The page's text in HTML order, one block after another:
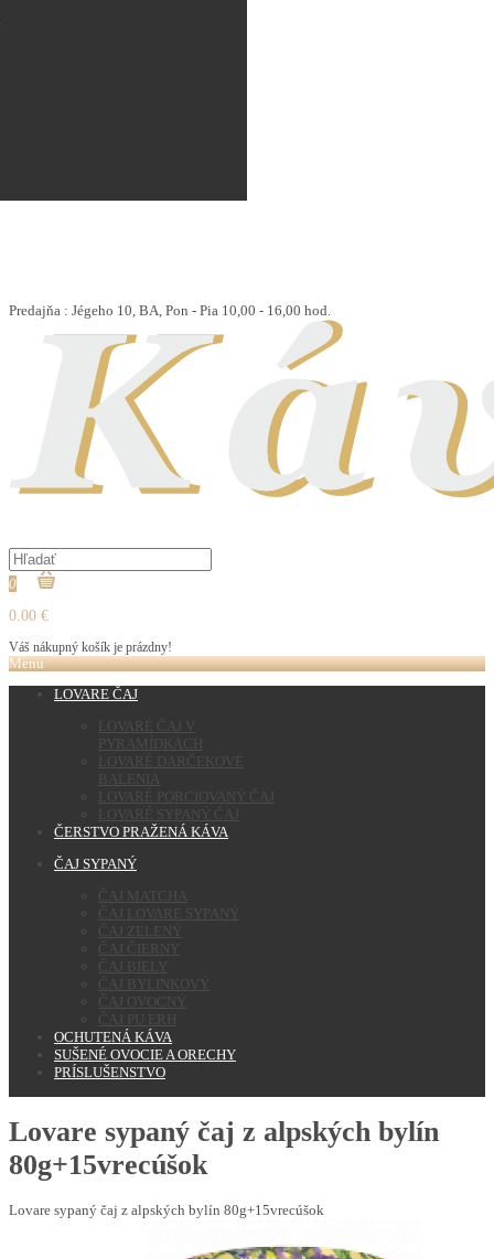
Predajňa : Jégeho 10, BA, Pon - Pia 10,00 - 16,00 hod.
0
0.00 €
Váš nákupný košík je prázdny!
Menu
LOVARE ČAJ
LOVARÉ ČAJ V
PYRAMÍDKACH
LOVARÉ DARČEKOVÉ
BALENIA
LOVARÉ PORCIOVANÝ ČAJ
LOVARÉ SYPANÝ ČAJ
ČERSTVO PRAŽENÁ KÁVA
ČAJ SYPANÝ
ČAJ MATCHA
ČAJ LOVARE SYPANÝ
ČAJ ZELENÝ
ČAJ ČIERNY
ČAJ BIELY
ČAJ BYLINKOVÝ
ČAJ OVOCNÝ
ČAJ PU ERH
OCHUTENÁ KÁVA
SUŠENÉ OVOCIE A ORECHY
PRÍSLUŠENSTVO
Lovare sypaný čaj z alpských bylín
80g+15vrecúšok
Lovare sypaný čaj z alpských bylín 80g+15vrecúšok